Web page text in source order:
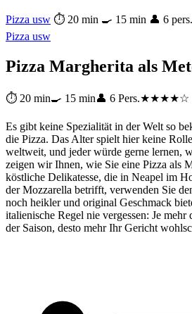
Pizza usw ⏱ 20 min 🍳 15 min 👤 6 pers.
Pizza usw
Pizza Margherita als
⏱ 20 min🍳 15 min👤 6 Pers.★★★★☆
Es gibt keine Spezialität in der Welt so
die Pizza. Das Alter spielt hier keine
weltweit, und jeder würde gerne lernen,
zeigen wir Ihnen, wie Sie eine Pizza als
köstliche Delikatesse, die in Neapel im
der Mozzarella betrifft, verwenden Sie
noch heikler und original Geschmack
italienische Regel nie vergessen: Je
der Saison, desto mehr Ihr Gericht